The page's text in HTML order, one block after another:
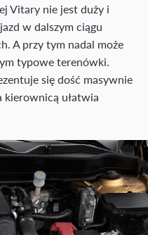
Vitary nie jest duży i
w dalszym ciągu
A przy tym nadal może
typowe terenówki.
się dość masywnie
kierownicą ułatwia